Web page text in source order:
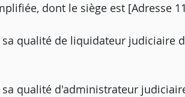
dont le siège est [Adresse
qualité de liquidateur judiciaire
qualité d'administrateur